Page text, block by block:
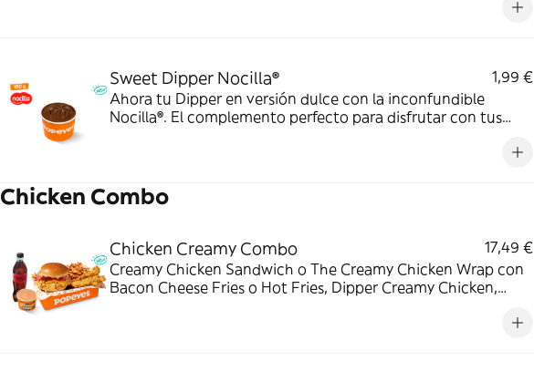
Sweet Dipper Nocilla®
1,99 €
Ahora tu Dipper en versión dulce con la inconfundible
Nocilla®. El complemento perfecto para disfrutar con tus
Chicken Combo
Chicken Creamy Combo
17,49 €
Creamy Chicken Sandwich o The Creamy Chicken Wrap con
Bacon Cheese Fries o Hot Fries, Dipper Creamy Chicken,